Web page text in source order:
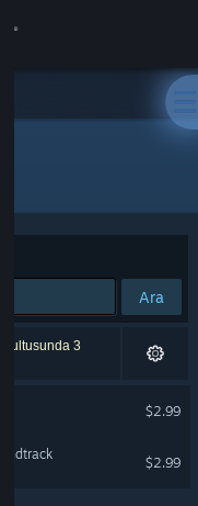
Ara
3
$2.99
$2.99